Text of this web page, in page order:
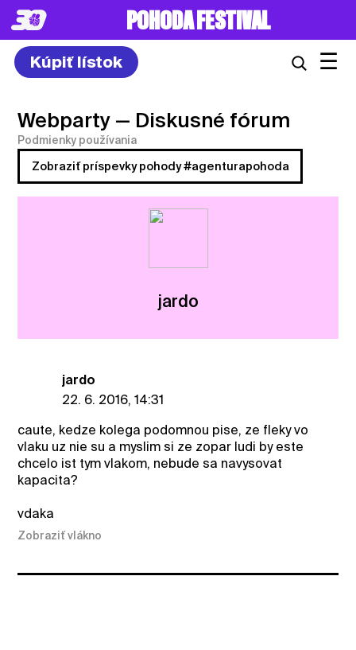
POHODA FESTIVAL
Kúpiť lístok ☰
Webparty — Diskusné fórum
Podmienky používania
Zobraziť príspevky pohody #agenturapohoda
jardo
jardo
22. 6. 2016, 14:31
caute, kedze kolega podomnou pise, ze fleky vo
vlaku uz nie su a myslim si ze zopar ludi by este
chcelo ist tym vlakom, nebude sa navysovat
kapacita?
vdaka
Zobraziť vlákno